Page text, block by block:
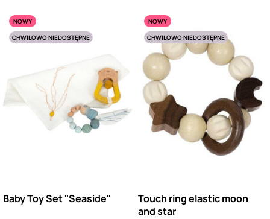
NOWY
CHWILOWO NIEDOSTĘPNE
Baby Toy Set "Seaside"
NOWY
CHWILOWO NIEDOSTĘPNE
Touch ring elastic moon
and star